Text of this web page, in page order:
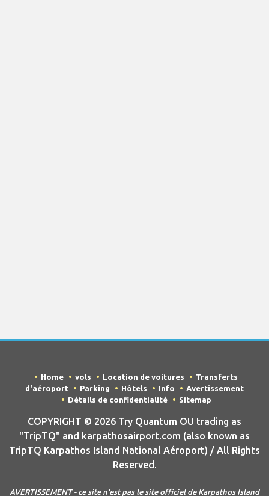
Home vols Location de voitures
Transferts
d'aéroport
Parking Hôtels Info
Avertissement
Détails de confidentialité
Sitemap
COPYRIGHT © 2026 Try Quantum OU trading as
"TripTQ" and karpathosairport.com (also known as
TripTQ Karpathos Island National Aéroport) / All Rights
Reserved.
AVERTISSEMENT - ce site n'est pas le site officiel de Karpathos Island